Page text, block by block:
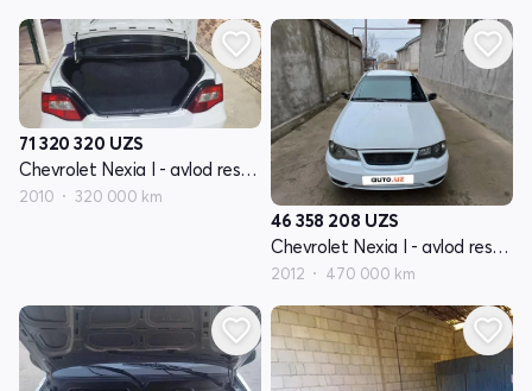
71 320 320 UZS
Chevrolet Nexia I - avlod restayling
2010 320 000 km
46 358 208 UZS
Chevrolet Nexia I - avlod restayling
2012 470 000 km